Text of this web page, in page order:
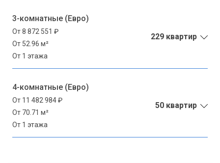
3-комнатные (Евро)
От 8 872 551 ₽
От 52.96 м²
От 1 этажа
229 квартир
4-комнатные (Евро)
От 11 482 984 ₽
От 70.71 м²
От 1 этажа
50 квартир